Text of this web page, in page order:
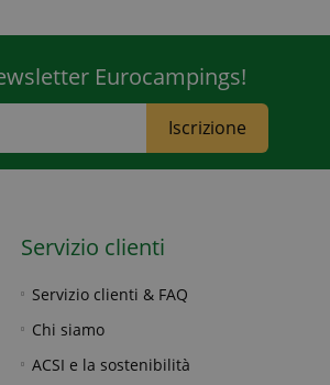
Eurocampings!
Iscrizione
Servizio clienti
Servizio clienti & FAQ
Chi siamo
ACSI e la sostenibilità